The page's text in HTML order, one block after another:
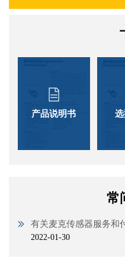
产品说明书
常
有关麦克传感器服务和
2022-01-30